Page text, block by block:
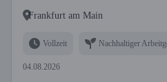
Frankfurt am Main
Vollzeit Nachhaltiger
04.08.2026